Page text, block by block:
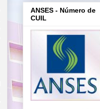
ANSES - Número de
CUIL